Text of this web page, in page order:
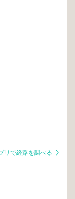
リで経路を調べる